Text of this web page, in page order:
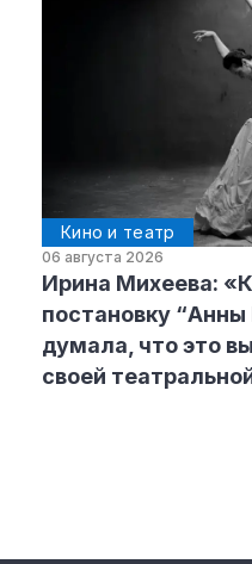
Кино и театр
06 августа 2026
Ирина Михеева:
постановку “Анны
думала, что это
своей